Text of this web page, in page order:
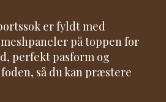
er fyldt med
på toppen for
perfekt pasform og
så du kan præstere